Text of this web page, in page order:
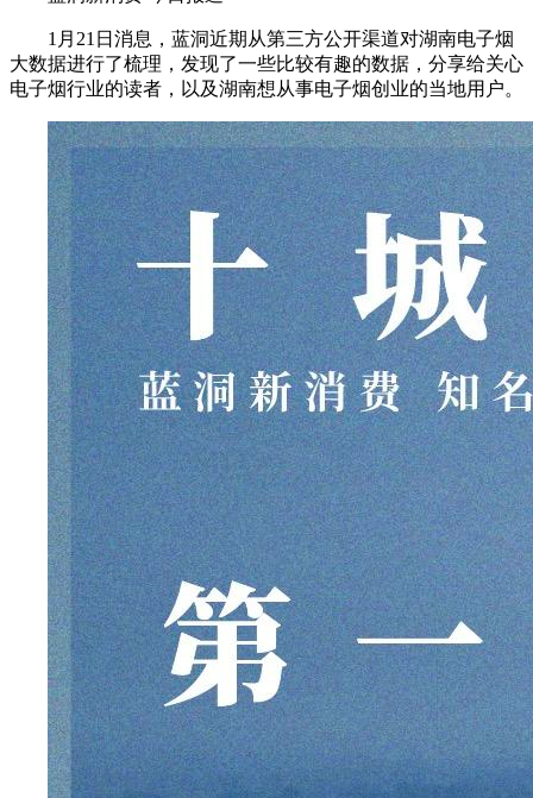
1月21日消息，蓝洞近期从第三方公开渠道对湖南电子烟
大数据进行了梳理，发现了一些比较有趣的数据，分享给关心
电子烟行业的读者，以及湖南想从事电子烟创业的当地用户。